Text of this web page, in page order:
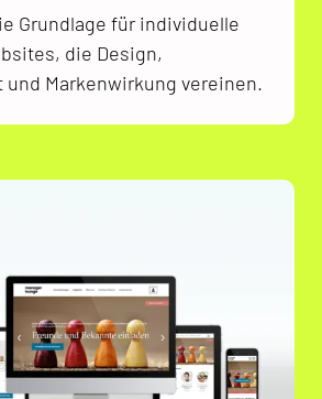
Grundlage für individuelle
die Design,
Markenwirkung vereinen.